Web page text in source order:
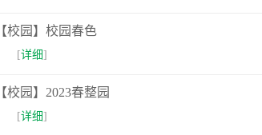
【校园】校园春色
[详细]
【校园】2023春整园
[详细]